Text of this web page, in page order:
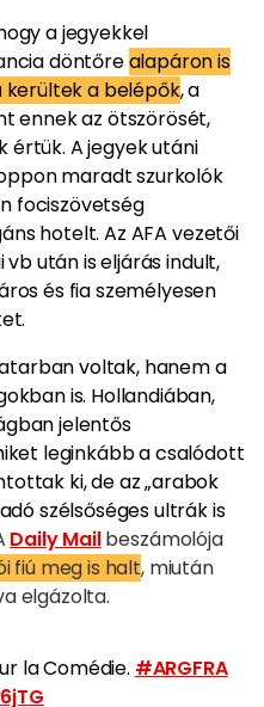
a jegyekkel
döntőrealapáron is
a belépők, a
ennek az ötszörösét,
értük. A jegyek utáni
maradt szurkolók
fociszövetség
hotelt. Az AFA vezetői
után is eljárás indult,
és fia személyesen
voltak, hanem a
is. Hollandiában,
jelentős
leginkább a csalódott
ki, de az „arabok
szélsőséges ultrák is
Daily Mailbeszámolója
fiú meg is halt, miután
elgázolta.
la Comédie. #ARGFRA